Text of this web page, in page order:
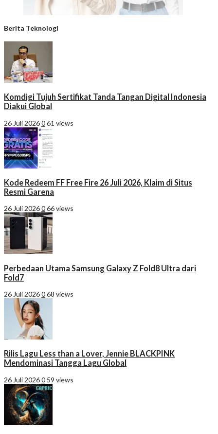
Berita Teknologi
Komdigi Tujuh Sertifikat Tanda Tangan Digital Indonesia
Diakui Global
26 Juli 2026061 views
Kode Redeem FF Free Fire 26 Juli 2026, Klaim di Situs
Resmi Garena
26 Juli 2026066 views
Perbedaan Utama Samsung Galaxy Z Fold8 Ultra dari
Fold7
26 Juli 2026068 views
Rilis Lagu Less than a Lover, Jennie BLACKPINK
Mendominasi Tangga Lagu Global
26 Juli 20260 59 views